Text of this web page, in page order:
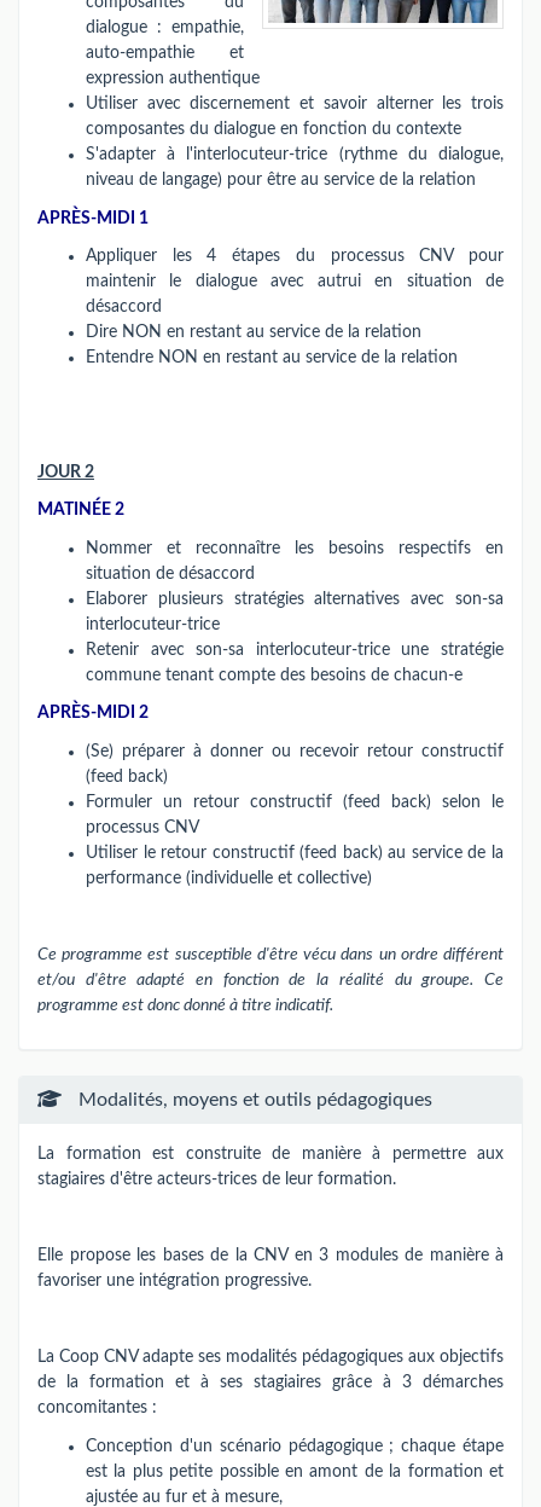
dialogue : empathie,
auto-empathie et
expression authentique
Utiliser avec discernement et savoir alterner les trois
composantes du dialogue en fonction du contexte
S'adapter à l'interlocuteur-trice (rythme du dialogue,
niveau de langage) pour être au service de la relation
APRÈS-MIDI 1
Appliquer les 4 étapes du processus CNV pour
maintenir le dialogue avec autrui en situation de
désaccord
Dire NON en restant au service de la relation
Entendre NON en restant au service de la relation
JOUR 2
MATINÉE 2
Nommer et reconnaître les besoins respectifs en
situation de désaccord
Elaborer plusieurs stratégies alternatives avec son-sa
interlocuteur-trice
Retenir avec son-sa interlocuteur-trice une stratégie
commune tenant compte des besoins de chacun-e
APRÈS-MIDI 2
(Se) préparer à donner ou recevoir retour constructif
(feed back)
Formuler un retour constructif (feed back) selon le
processus CNV
Utiliser le retour constructif (feed back) au service de la
performance (individuelle et collective)
Ce programme est susceptible d'être vécu dans un ordre différent
et/ou d'être adapté en fonction de la réalité du groupe. Ce
programme est donc donné à titre indicatif.
Modalités, moyens et outils pédagogiques
La formation est construite de manière à permettre aux
stagiaires d'être acteurs-trices de leur formation.
Elle propose les bases de la CNV en 3 modules de manière à
favoriser une intégration progressive.
La Coop CNV adapte ses modalités pédagogiques aux objectifs
de la formation et à ses stagiaires grâce à 3 démarches
concomitantes :
Conception d'un scénario pédagogique ; chaque étape
est la plus petite possible en amont de la formation et
ajustée au fur et à mesure,